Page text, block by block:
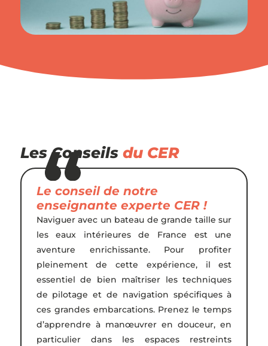
Les Conseils du CER
Le conseil de notre
enseignante experte CER !
Naviguer avec un bateau de grande taille sur
les eaux intérieures de France est une
aventure enrichissante. Pour profiter
pleinement de cette expérience, il est
essentiel de bien maîtriser les techniques
de pilotage et de navigation spécifiques à
ces grandes embarcations. Prenez le temps
d’apprendre à manœuvrer en douceur, en
particulier dans les espaces restreints